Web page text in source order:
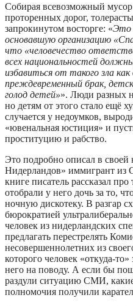
Собирая всевозможный
проторенных дорог,
запрокинутом восторге: «Это
основавшую организацию
что «человечество
всех национальностей
избавиться от такого зла как
преждевременный брак,
голод детей»». Люди разных
но детям от этого стало ещё
случается у недоумков,
«ювенальная юстиция» и
проституцию и рабство.
Это подробно описал в своей
Нидерландов» иммигрант из
книге писатель рассказал
отобрали у него дочь за то,
ночную дискотеку. В разгар
бюрократией
человек из нидерландских
предлагать перестрелять
несовершеннолетних из
которого человек «откуда-
него на поводу. А если бы
раздули ситуацию СМИ,
полномочия получили